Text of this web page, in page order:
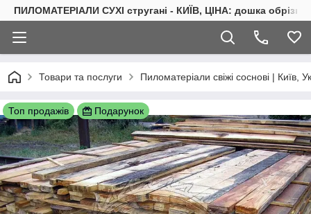
ПИЛОМАТЕРІАЛИ СУХІ стругані - КИЇВ, ЦІНА: дошка обрізна
Товари та послуги Пиломатеріали свіжі соснові | Київ,
Топ продажів Подарунок